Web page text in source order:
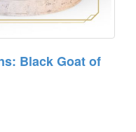
Black Goat of